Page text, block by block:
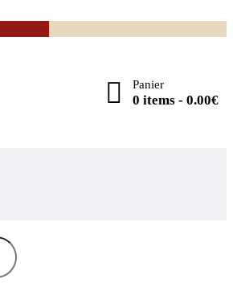
Panier
0 items- 0.00€